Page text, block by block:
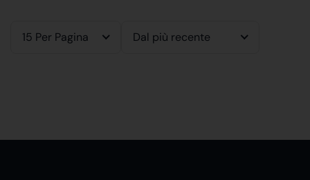
15 Per Pagina Dal più recente